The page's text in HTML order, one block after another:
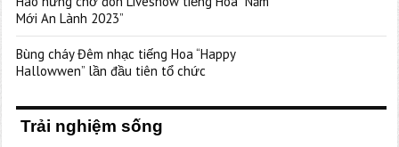
Mới An Lành 2023”
Bùng cháy Đêm nhạc tiếng Hoa “Happy
Hallowwen” lần đầu tiên tổ chức
Trải nghiệm sống